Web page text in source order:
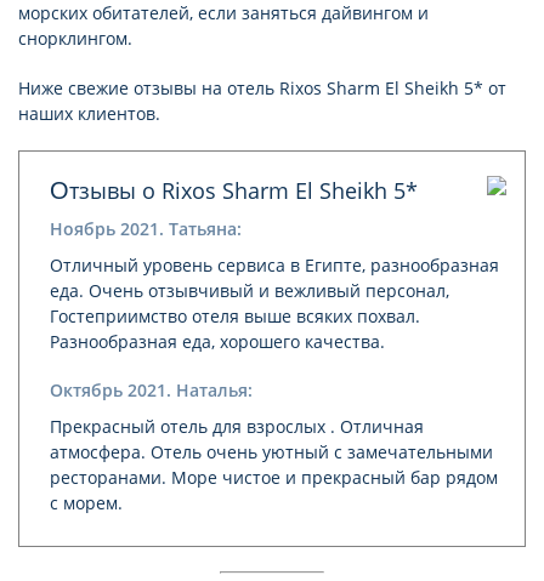
морских обитателей, если заняться дайвингом и
снорклингом.
Ниже свежие отзывы на отель Rixos Sharm El Sheikh 5* от
наших клиентов.
Отзывы о Rixos Sharm El Sheikh 5*
Ноябрь 2021. Татьяна:
Отличный уровень сервиса в Египте, разнообразная
еда. Очень отзывчивый и вежливый персонал,
Гостеприимство отеля выше всяких похвал.
Разнообразная еда, хорошего качества.
Октябрь 2021. Наталья:
Прекрасный отель для взрослых . Отличная
атмосфера. Отель очень уютный с замечательными
ресторанами. Море чистое и прекрасный бар рядом
с морем.